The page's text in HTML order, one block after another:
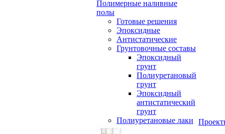
Полимерные наливные
полы
Готовые решения
Эпоксидные
Антистатические
Грунтовочные составы
Эпоксидный
грунт
Полиуретановый
грунт
Эпоксидный
антистатический
грунт
Полиуретановые лаки